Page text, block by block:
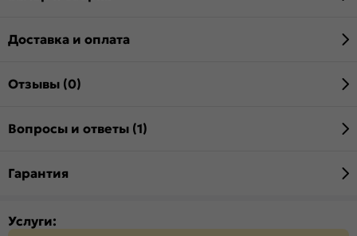
Доставка и оплата
Отзывы (0)
Вопросы и ответы (1)
Гарантия
Услуги: